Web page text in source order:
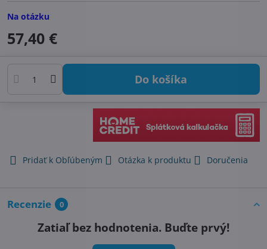
Na otázku
57,40 €
Do košíka
Pridať k Obľúbeným Otázka k produktu Doručenia
Recenzie 0
Zatiaľ bez hodnotenia. Buďte prvý!